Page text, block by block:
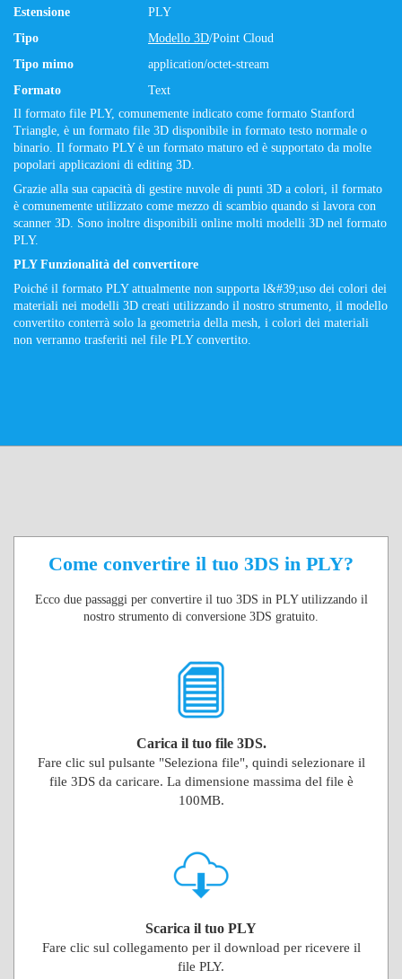
Estensione
PLY
Tipo
Modello 3D/Point Cloud
Tipo mimo
application/octet-stream
Formato
Text
Il formato file PLY, comunemente indicato come formato Stanford
Triangle, è un formato file 3D disponibile in formato testo normale o
binario. Il formato PLY è un formato maturo ed è supportato da molte
popolari applicazioni di editing 3D.
Grazie alla sua capacità di gestire nuvole di punti 3D a colori, il formato
è comunemente utilizzato come mezzo di scambio quando si lavora con
scanner 3D. Sono inoltre disponibili online molti modelli 3D nel formato
PLY.
PLY Funzionalità del convertitore
Poiché il formato PLY attualmente non supporta l&#39;uso dei colori dei
materiali nei modelli 3D creati utilizzando il nostro strumento, il modello
convertito conterrà solo la geometria della mesh, i colori dei materiali
non verranno trasferiti nel file PLY convertito.
Come convertire il tuo 3DS in PLY?
Ecco due passaggi per convertire il tuo 3DS in PLY utilizzando il
nostro strumento di conversione 3DS gratuito.
Carica il tuo file 3DS.
Fare clic sul pulsante "Seleziona file", quindi selezionare il
file 3DS da caricare. La dimensione massima del file è
100MB.
Scarica il tuo PLY
Fare clic sul collegamento per il download per ricevere il
file PLY.